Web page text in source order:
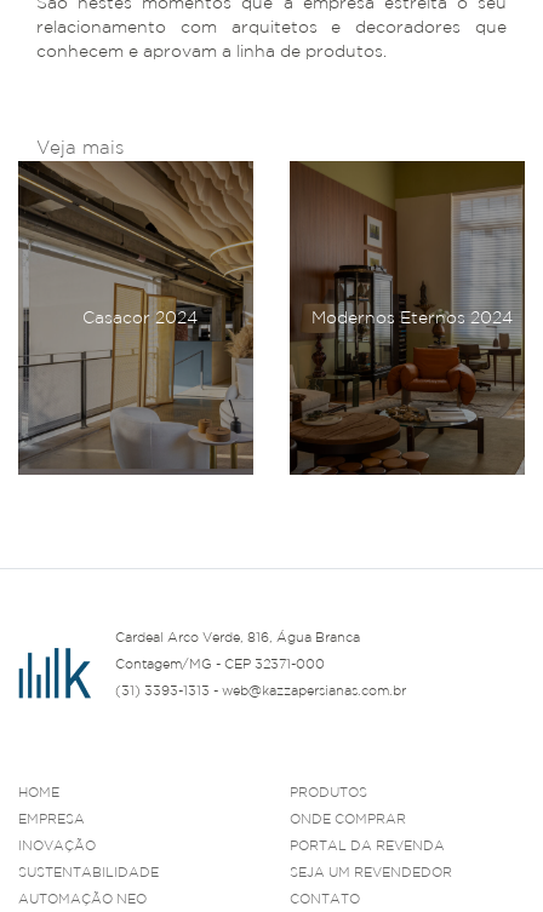
relacionamento com arquitetos e decoradores que
conhecem e aprovam a linha de produtos.
Veja mais
Casacor 2024 Modernos Eternos 2024
Cardeal Arco Verde, 816, Água Branca
Contagem/MG - CEP 32371-000
(31) 3393-1313 - web@kazzapersianas.com.br
HOME
EMPRESA
INOVAÇÃO
SUSTENTABILIDADE
AUTOMAÇÃO NEO
PRODUTOS
ONDE COMPRAR
PORTAL DA REVENDA
SEJA UM REVENDEDOR
CONTATO